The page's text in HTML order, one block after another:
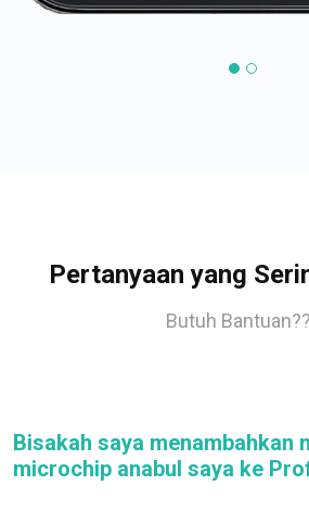
Pertanyaan yang
Butuh
Bisakah saya menambahkan
microchip anabul saya ke